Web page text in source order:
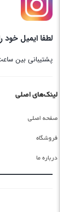
لطفا ایمیل خود
پشتیبانی بین ساعت 8:30 الی
لینک‌های اصلی
صفحه اصلی
فروشگاه
درباره ما